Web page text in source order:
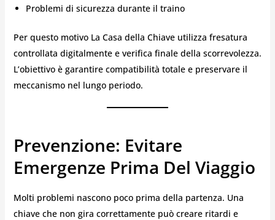
Problemi di sicurezza durante il traino
Per questo motivo La Casa della Chiave utilizza fresatura
controllata digitalmente e verifica finale della scorrevolezza.
L’obiettivo è garantire compatibilità totale e preservare il
meccanismo nel lungo periodo.
Prevenzione: Evitare
Emergenze Prima Del Viaggio
Molti problemi nascono poco prima della partenza. Una
chiave che non gira correttamente può creare ritardi e